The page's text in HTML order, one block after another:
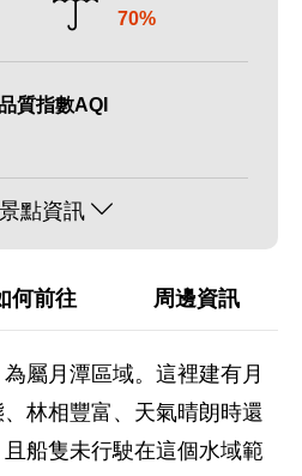
70%
質指數AQI
點資訊
何前往 周邊資訊
屬月潭區域。這裡建有月
林相豐富、天氣晴朗時還
船隻未行駛在這個水域範